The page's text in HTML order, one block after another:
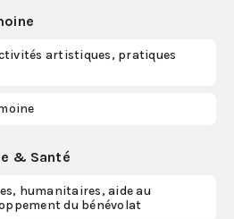
artistiques, pratiques
& Santé
humanitaires, aide au
du bénévolat